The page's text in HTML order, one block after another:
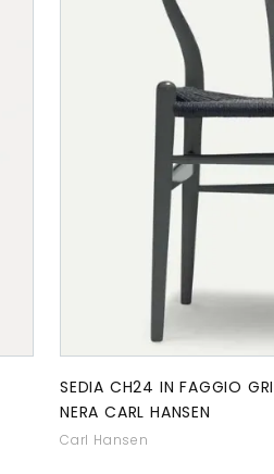
SEDIA CH24 IN FAGGIO
NERA CARL HANSEN
Carl Hansen